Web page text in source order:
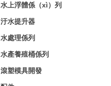
水上浮體係（xì）列
汙水提升器
水處理係列
水產養殖桶係列
滾塑模具開發